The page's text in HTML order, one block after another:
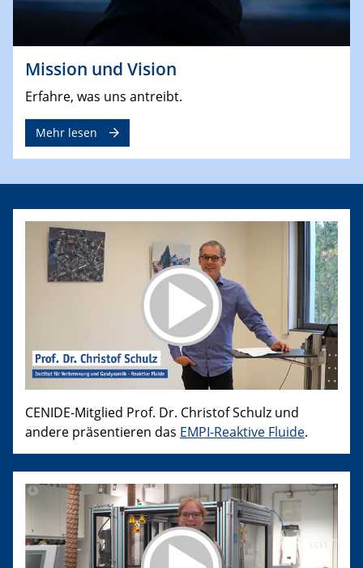
Mission und Vision
Erfahre, was uns antreibt.
Mehr lesen
CENIDE-Mitglied Prof. Dr. Christof Schulz und
andere präsentieren das EMPI-Reaktive Fluide.